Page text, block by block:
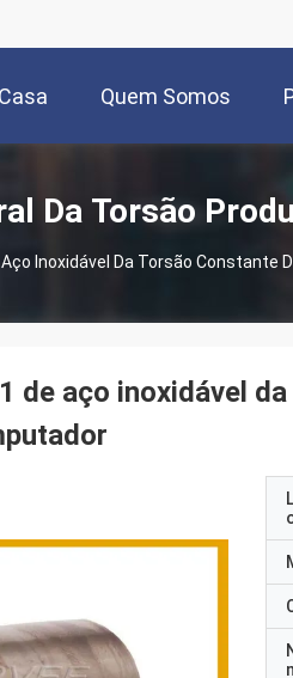
Casa Quem Somos
Da Torsão
Inoxidável Da Torsão Constante
de aço inoxidável